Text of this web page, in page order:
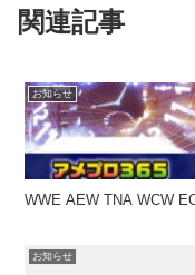
関連記事
お知らせ
WWE AEW TNA WCW
お知らせ